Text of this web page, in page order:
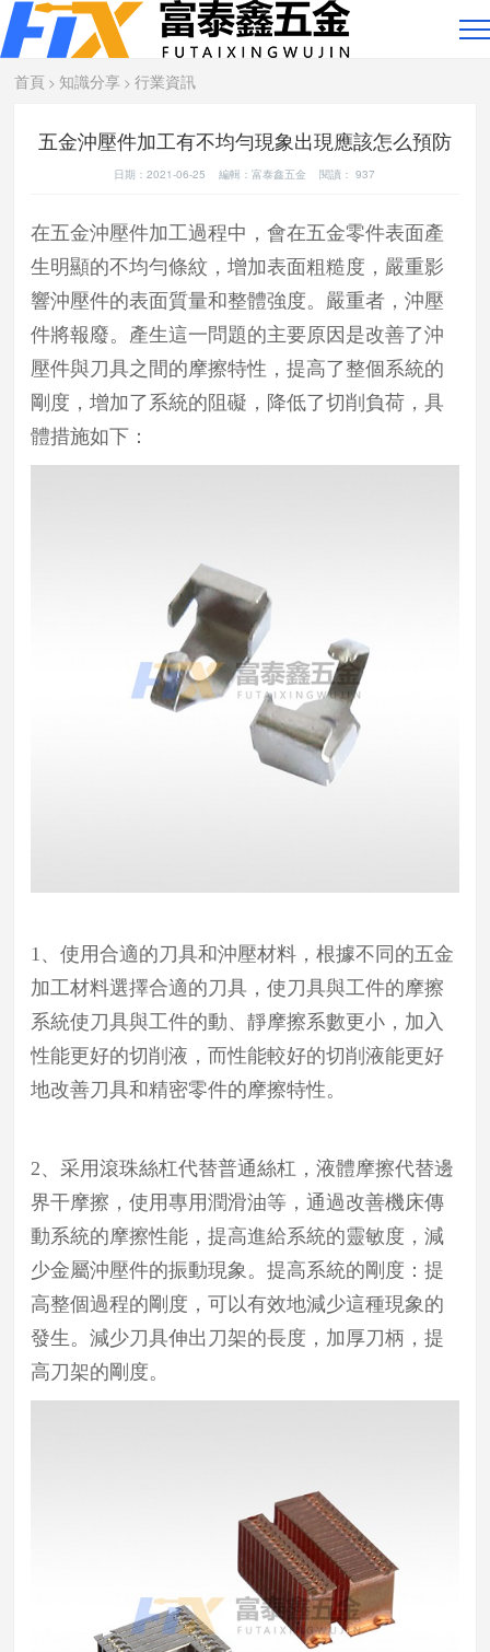
首頁 > 知識分享 >行業資訊
五金沖壓件加工有不均勻現象出現應該怎么預防
日期：2021-06-25 編輯：富泰鑫五金 閱讀：937
在五金沖壓件加工過程中，會在五金零件表面產
生明顯的不均勻條紋，增加表面粗糙度，嚴重影
響沖壓件的表面質量和整體強度。嚴重者，沖壓
件將報廢。產生這一問題的主要原因是改善了沖
壓件與刀具之間的摩擦特性，提高了整個系統的
剛度，增加了系統的阻礙，降低了切削負荷，具
體措施如下：
1、使用合適的刀具和沖壓材料，根據不同的五金
加工材料選擇合適的刀具，使刀具與工件的摩擦
系統使刀具與工件的動、靜摩擦系數更小，加入
性能更好的切削液，而性能較好的切削液能更好
地改善刀具和精密零件的摩擦特性。
2、采用滾珠絲杠代替普通絲杠，液體摩擦代替邊
界干摩擦，使用專用潤滑油等，通過改善機床傳
動系統的摩擦性能，提高進給系統的靈敏度，減
少金屬沖壓件的振動現象。提高系統的剛度：提
高整個過程的剛度，可以有效地減少這種現象的
發生。減少刀具伸出刀架的長度，加厚刀柄，提
高刀架的剛度。